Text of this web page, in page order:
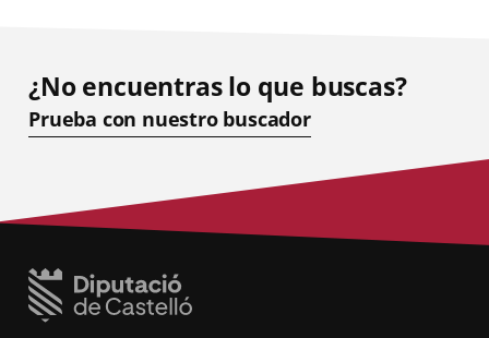
¿No encuentras lo que buscas?
Prueba con nuestro buscador